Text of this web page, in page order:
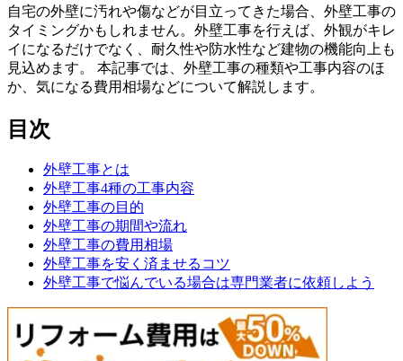
自宅の外壁に汚れや傷などが目立ってきた場合、外壁工事の
タイミングかもしれません。外壁工事を行えば、外観がキレ
イになるだけでなく、耐久性や防水性など建物の機能向上も
見込めます。 本記事では、外壁工事の種類や工事内容のほ
か、気になる費用相場などについて解説します。
目次
外壁工事とは
外壁工事4種の工事内容
外壁工事の目的
外壁工事の期間や流れ
外壁工事の費用相場
外壁工事を安く済ませるコツ
外壁工事で悩んでいる場合は専門業者に依頼しよう